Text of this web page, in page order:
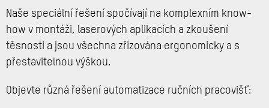
Naše speciální řešení spočívají na komplexním know-
how v montáži, laserových aplikacích a zkoušení
těsnosti a jsou všechna zřizována ergonomicky a s
přestavitelnou výškou.
Objevte různá řešení automatizace ručních pracovišť: